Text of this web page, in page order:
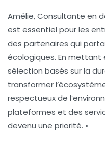
Amélie, Consultante en
est essentiel pour les
des partenaires qui
écologiques. En mettant
sélection basés sur la
transformer
respectueux de
plateformes et des
devenu une priorité. »